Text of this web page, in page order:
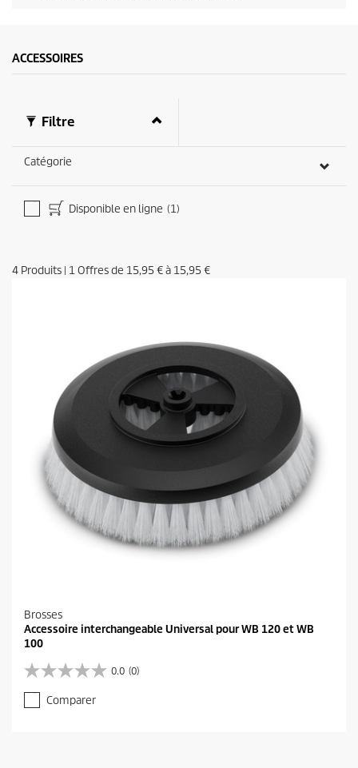
ACCESSOIRES
Filtre
Catégorie
Disponible en ligne (1)
4 Produits | 1Offres de 15,95 €à 15,95 €
Brosses
Accessoire interchangeable Universal pour WB 120 et WB
100
0.0 (0)
0
.
0
Comparer